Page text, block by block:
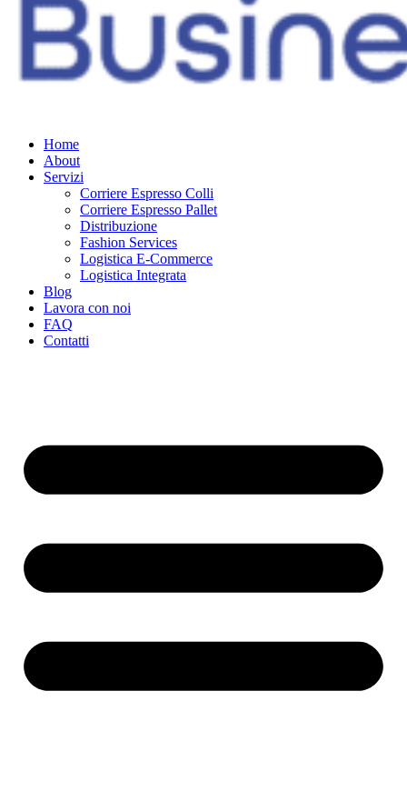
Home
About
Servizi
Corriere Espresso Colli
Corriere Espresso Pallet
Distribuzione
Fashion Services
Logistica E-Commerce
Logistica Integrata
Blog
Lavora con noi
FAQ
Contatti